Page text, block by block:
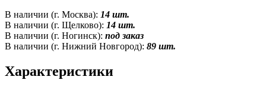
В наличии (г. Москва): 14 шт.
В наличии (г. Щелково): 14 шт.
В наличии (г. Ногинск): под заказ
В наличии (г. Нижний Новгород): 89 шт.
Характеристики